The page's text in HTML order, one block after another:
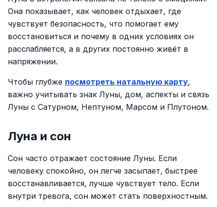
Она показывает, как человек отдыхает, где
чувствует безопасность, что помогает ему
восстановиться и почему в одних условиях он
расслабляется, а в других постоянно живёт в
напряжении.
Чтобы глубже посмотреть натальную карту,
важно учитывать знак Луны, дом, аспекты и связь
Луны с Сатурном, Нептуном, Марсом и Плутоном.
Луна и сон
Сон часто отражает состояние Луны. Если
человеку спокойно, он легче засыпает, быстрее
восстанавливается, лучше чувствует тело. Если
внутри тревога, сон может стать поверхностным.